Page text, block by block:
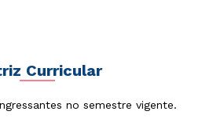
Curricular
no semestre vigente.